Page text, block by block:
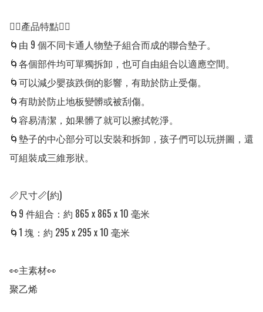
👍🏻產品特點👍🏻
🌀由 9 個不同卡通人物墊子組合而成的聯合墊子。
🌀各個部件均可單獨拆卸，也可自由組合以適應空間。
🌀可以減少嬰孩跌倒的影響，有助於防止受傷。
🌀有助於防止地板變髒或被刮傷。
🌀容易清潔，如果髒了就可以擦拭乾淨。
🌀墊子的中心部分可以安裝和拆卸，孩子們可以玩拼圖，還
可組裝成三維形狀。
📏尺寸📏(約)
🌀9 件組合：約 865 x 865 x 10 毫米
🌀1 塊：約 295 x 295 x 10 毫米
👀主素材👀
聚乙烯